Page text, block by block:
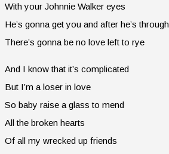
With your Johnnie Walker eyes
He’s gonna get you and after he’s through
There’s gonna be no love left to rye
And I know that it’s complicated
But I’m a loser in love
So baby raise a glass to mend
All the broken hearts
Of all my wrecked up friends